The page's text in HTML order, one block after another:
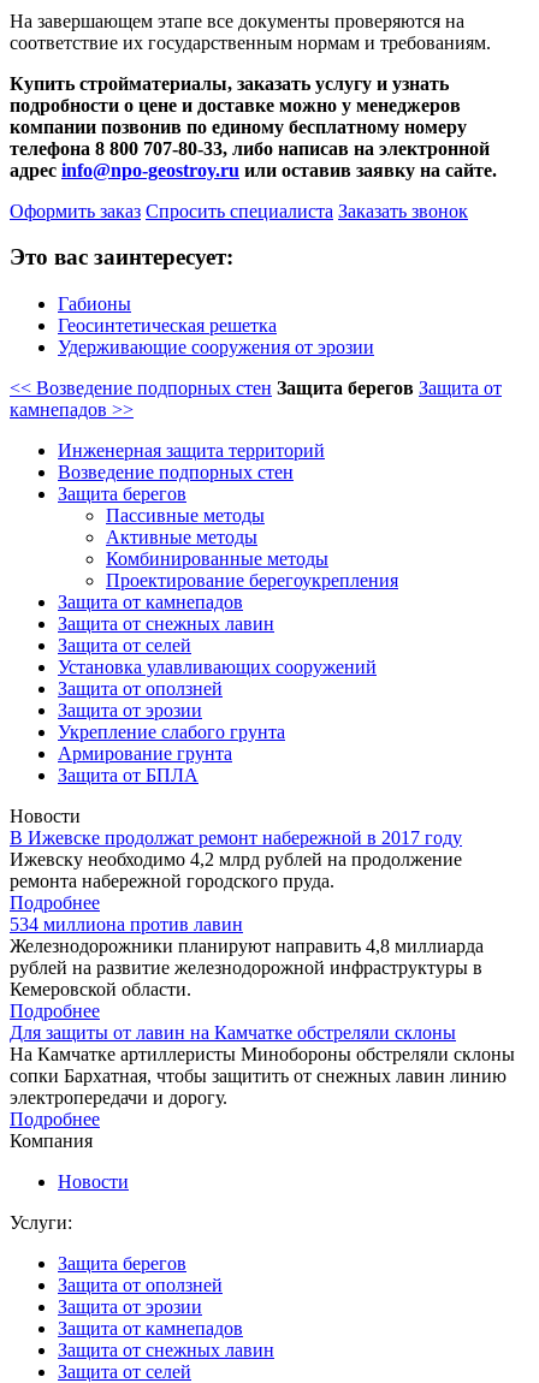
На завершающем этапе все документы проверяются на
соответствие их государственным нормам и требованиям.
Купить стройматериалы, заказать услугу и узнать
подробности о цене и доставке можно у менеджеров
компании позвонив по единому бесплатному номеру
телефона 8 800 707-80-33, либо написав на электронной
адрес info@npo-geostroy.ru или оставив заявку на сайте.
Оформить заказ Спросить специалиста Заказать звонок
Это вас заинтересует:
Габионы
Геосинтетическая решетка
Удерживающие сооружения от эрозии
<< Возведение подпорных стен Защита берегов Защита от
камнепадов >>
Инженерная защита территорий
Возведение подпорных стен
Защита берегов
Пассивные методы
Активные методы
Комбинированные методы
Проектирование берегоукрепления
Защита от камнепадов
Защита от снежных лавин
Защита от селей
Установка улавливающих сооружений
Защита от оползней
Защита от эрозии
Укрепление слабого грунта
Армирование грунта
Защита от БПЛА
Новости
В Ижевске продолжат ремонт набережной в 2017 году
Ижевску необходимо 4,2 млрд рублей на продолжение
ремонта набережной городского пруда.
Подробнее
534 миллиона против лавин
Железнодорожники планируют направить 4,8 миллиарда
рублей на развитие железнодорожной инфраструктуры в
Кемеровской области.
Подробнее
Для защиты от лавин на Камчатке обстреляли склоны
На Камчатке артиллеристы Минобороны обстреляли склоны
сопки Бархатная, чтобы защитить от снежных лавин линию
электропередачи и дорогу.
Подробнее
Компания
Новости
Услуги:
Защита берегов
Защита от оползней
Защита от эрозии
Защита от камнепадов
Защита от снежных лавин
Защита от селей